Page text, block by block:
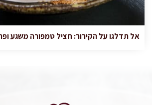
אל תדלגו על הקירור: חציל טמפורה משגע